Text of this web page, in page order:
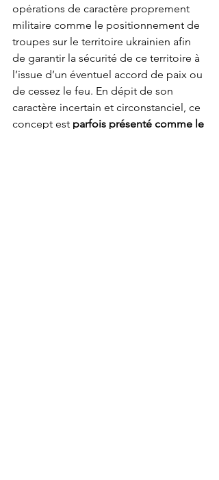
opérations de caractère proprement
militaire comme le positionnement de
troupes sur le territoire ukrainien afin
de garantir la sécurité de ce territoire à
l’issue d’un éventuel accord de paix ou
de cessez le feu. En dépit de son
caractère incertain et circonstanciel, ce
concept est parfois présenté comme le